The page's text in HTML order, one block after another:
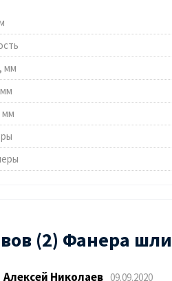
мм
мм
(2) Фанера
Алексей Николаев 09.09.2020